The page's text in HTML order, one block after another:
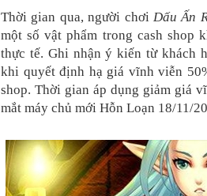
Thời gian qua, người chơi Dấu Ấn
một số vật phẩm trong cash shop
thực tế. Ghi nhận ý kiến từ khách
khi quyết định hạ giá vĩnh viễn
shop. Thời gian áp dụng giảm giá
mắt máy chủ mới Hỗn Loạn 18/11/